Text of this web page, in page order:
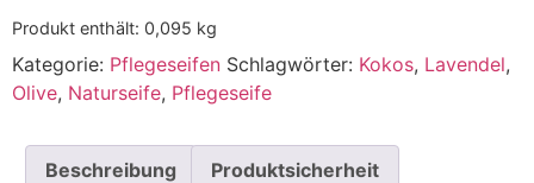
Produkt enthält: 0,095 kg
Kategorie: Pflegeseifen Schlagwörter: Kokos, Lavendel,
Olive, Naturseife, Pflegeseife
Beschreibung Produktsicherheit